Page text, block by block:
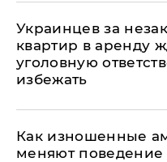
Украинцев за
квартир в аренду
уголовную
избежать
Как изношенные
меняют поведение